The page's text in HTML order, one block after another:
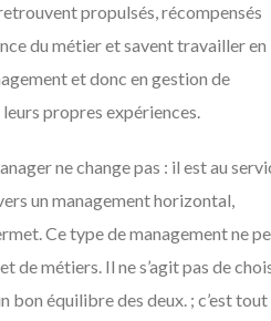
propulsés, récompensés
du métier et savent travailler en
et donc en gestion de
propres expériences.
ne change pas : il est au
un management horizontal,
Ce type de management ne
de métiers. Il ne s’agit pas de
bon équilibre des deux. ; c’est tout